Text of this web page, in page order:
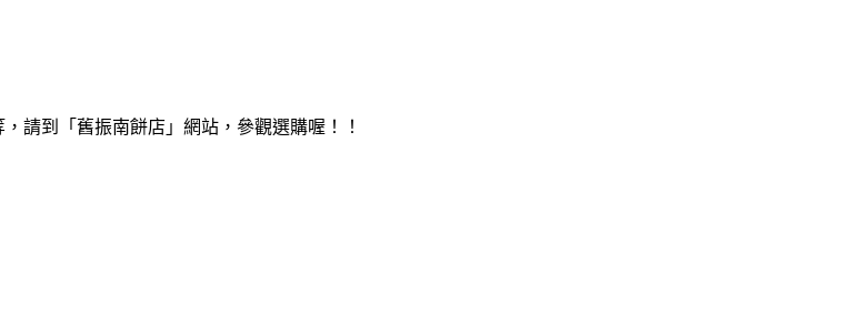
到「舊振南餅店」網站，參觀選購喔！！